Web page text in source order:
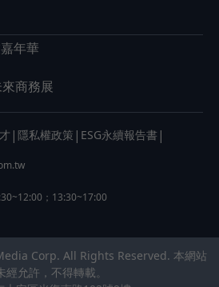
年華
商務展
| 隱私權政策 | ESG永續報告書 |
；13:30~17:00
Corp. All Rights Reserved. 本網站
經允許，不得轉載。